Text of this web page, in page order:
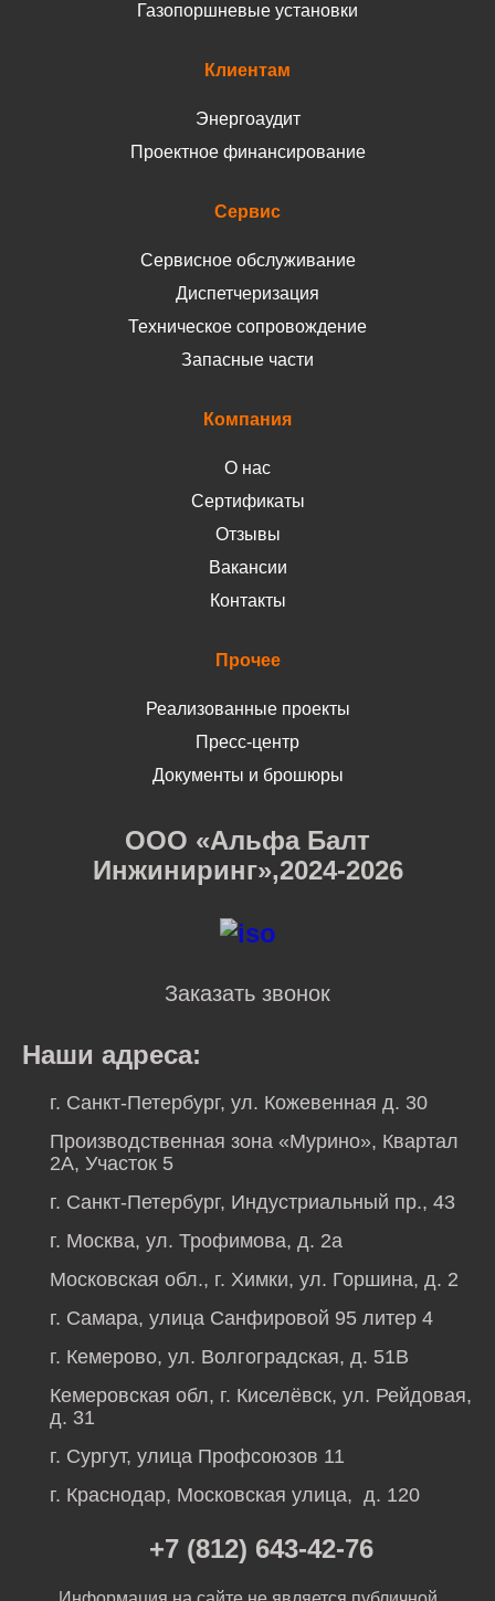
Газопоршневые установки
Клиентам
Энергоаудит
Проектное финансирование
Сервис
Сервисное обслуживание
Диспетчеризация
Техническое сопровождение
Запасные части
Компания
О нас
Сертификаты
Отзывы
Вакансии
Контакты
Прочее
Реализованные проекты
Пресс-центр
Документы и брошюры
ООО «Альфа Балт
Инжиниринг»,2024-2026
Заказать звонок
Наши адреса:
г. Санкт-Петербург, ул. Кожевенная д. 30
Производственная зона «Мурино», Квартал
2А, Участок 5
г. Санкт-Петербург, Индустриальный пр., 43
г. Москва, ул. Трофимова, д. 2а
Московская обл., г. Химки, ул. Горшина, д. 2
г. Самара, улица Санфировой 95 литер 4
г. Кемерово, ул. Волгоградская, д. 51В
Кемеровская обл, г. Киселёвск, ул. Рейдовая,
д. 31
г. Сургут, улица Профсоюзов 11
г. Краснодар, Московская улица, д. 120
+7 (812) 643-42-76